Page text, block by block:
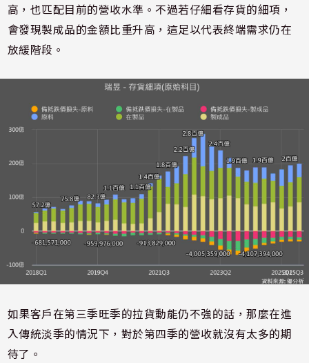
高，也匹配目前的營收水準。不過若仔細看存貨的細項，
會發現製成品的金額比重升高，這足以代表終端需求仍在
放緩階段。
如果客戶在第三季旺季的拉貨動能仍不強的話，那麼在進
入傳統淡季的情況下，對於第四季的營收就沒有太多的期
待了。